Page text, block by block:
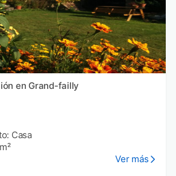
en Grand-failly
Casa
Ver más